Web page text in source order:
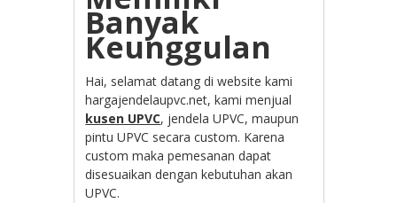
Banyak
Keunggulan
Hai, selamat datang di website kami
hargajendelaupvc.net, kami menjual
kusen UPVC, jendela UPVC, maupun
pintu UPVC secara custom. Karena
custom maka pemesanan dapat
disesuaikan dengan kebutuhan akan
UPVC.